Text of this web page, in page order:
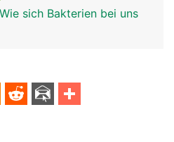
sich Bakterien bei uns